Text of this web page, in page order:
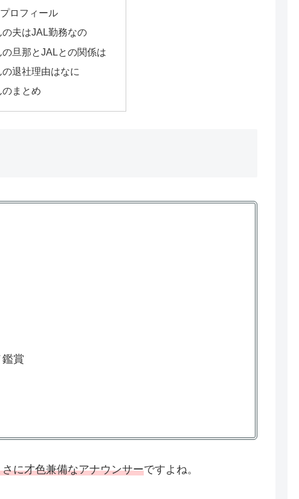
ロフィール
夫はJAL勤務なの
旦那とJALとの関係は
退社理由はなに
まとめ
賞
に才色兼備なアナウンサーですよね。